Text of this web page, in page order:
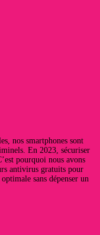
nos smartphones sont
En 2023, sécuriser
pourquoi nous avons
antivirus gratuits pour
sans dépenser un